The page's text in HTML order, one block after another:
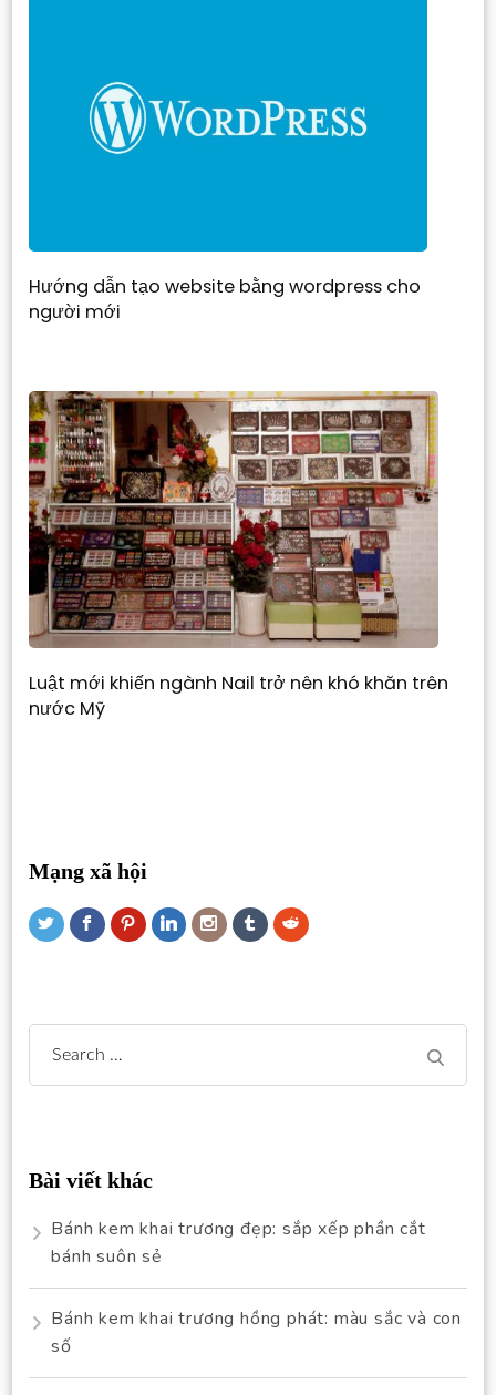
Hướng dẫn tạo website bằng wordpress cho
người mới
Luật mới khiến ngành Nail trở nên khó khăn trên
nước Mỹ
Mạng xã hội
Search
for:
Bài viết khác
Bánh kem khai trương đẹp: sắp xếp phần cắt
bánh suôn sẻ
Bánh kem khai trương hồng phát: màu sắc và con
số